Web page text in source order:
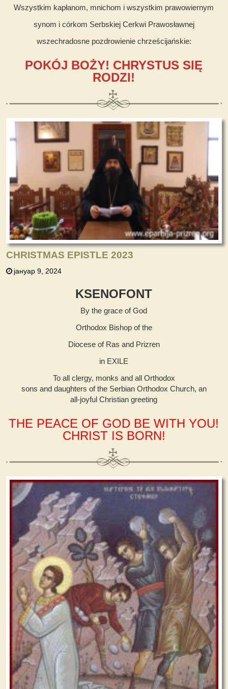
Wszystkim kapłanom, mnichom i wszystkim prawowiernym
synom i córkom Serbskiej Cerkwi Prawosławnej
wszechradosne pozdrowienie chrześcijańskie:
POKÓJ BOŻY! CHRYSTUS SIĘ
RODZI!
CHRISTMAS EPISTLE 2023
јануар 9, 2024
KSENOFONT
By the grace of God
Orthodox Bishop of the
Diocese of Ras and Prizren
in EXILE
To all clergy, monks and all Orthodox
sons and daughters of the Serbian Orthodox Church, an
all-joyful Christian greeting
THE PEACE OF GOD BE WITH YOU!
CHRIST IS BORN!